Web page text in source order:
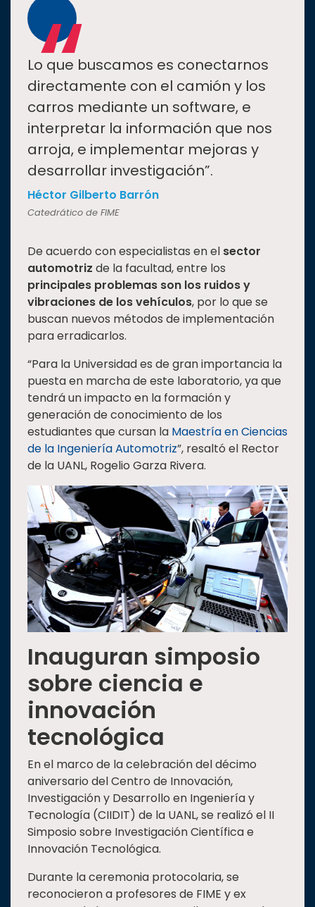
“
Lo que buscamos es conectarnos
directamente con el camión y los
carros mediante un software, e
interpretar la información que nos
arroja, e implementar mejoras y
desarrollar investigación”.
Héctor Gilberto Barrón
Catedrático de FIME
De acuerdo con especialistas en el sector
automotriz de la facultad, entre los
principales problemas son los ruidos y
vibraciones de los vehículos, por lo que se
buscan nuevos métodos de implementación
para erradicarlos.
“Para la Universidad es de gran importancia la
puesta en marcha de este laboratorio, ya que
tendrá un impacto en la formación y
generación de conocimiento de los
estudiantes que cursan la Maestría en Ciencias
de la Ingeniería Automotriz”, resaltó el Rector
de la UANL, Rogelio Garza Rivera.
Inauguran simposio
sobre ciencia e
innovación
tecnológica
En el marco de la celebración del décimo
aniversario del Centro de Innovación,
Investigación y Desarrollo en Ingeniería y
Tecnología (CIIDIT) de la UANL, se realizó el II
Simposio sobre Investigación Científica e
Innovación Tecnológica.
Durante la ceremonia protocolaria, se
reconocieron a profesores de FIME y ex